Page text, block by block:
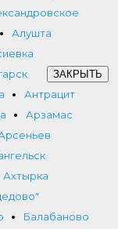
Алушта
Антрацит
Арзамас
Ахтырка
Балабаново
ЗАКРЫТЬ